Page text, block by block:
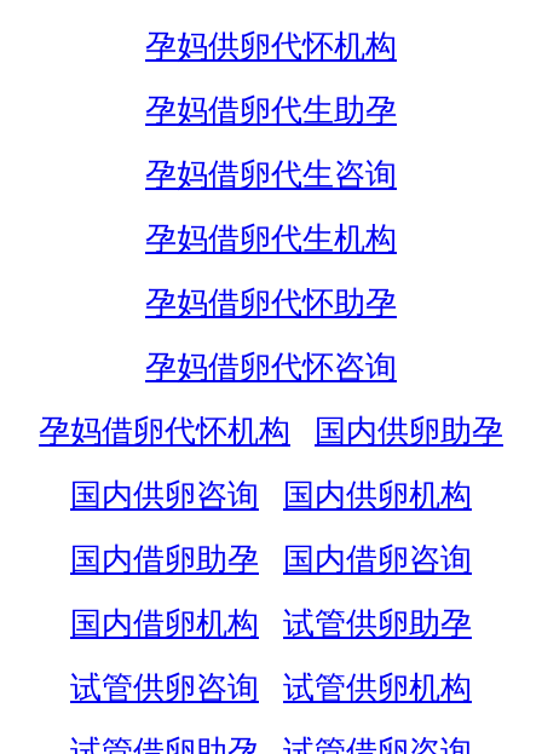
孕妈供卵代怀机构
孕妈借卵代生助孕
孕妈借卵代生咨询
孕妈借卵代生机构
孕妈借卵代怀助孕
孕妈借卵代怀咨询
孕妈借卵代怀机构
国内供卵助孕
国内供卵咨询
国内供卵机构
国内借卵助孕
国内借卵咨询
国内借卵机构
试管供卵助孕
试管供卵咨询
试管供卵机构